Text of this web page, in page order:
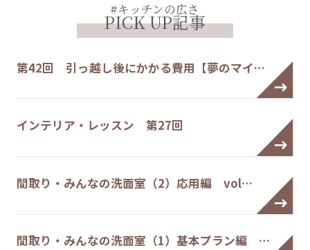
#キッチンの広さ
PICK UP記事
第42回 引っ越し後にかかる費用【夢のマイ…
インテリア・レッスン 第27回
間取り・みんなの洗面室（2）応用編 vol…
間取り・みんなの洗面室（1）基本プラン編 …